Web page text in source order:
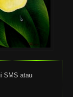
SMS atau